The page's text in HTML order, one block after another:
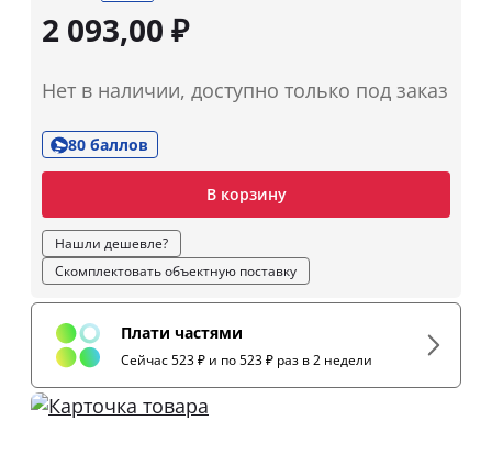
2 093,00 ₽
Нет в наличии, доступно только под заказ
80 баллов
В корзину
Нашли дешевле?
Скомплектовать объектную поставку
Плати частями
Сейчас 523 ₽ и по 523 ₽ раз в 2 недели